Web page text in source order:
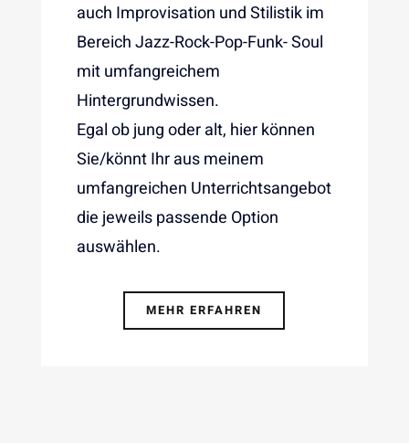
auch Improvisation und Stilistik im
Bereich Jazz-Rock-Pop-Funk- Soul
mit umfangreichem
Hintergrundwissen.
Egal ob jung oder alt, hier können
Sie/könnt Ihr aus meinem
umfangreichen Unterrichtsangebot
die jeweils passende Option
auswählen.
MEHR ERFAHREN